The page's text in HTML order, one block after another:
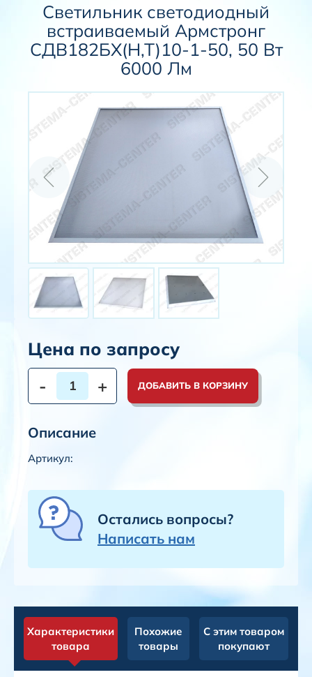
Светильник светодиодный
встраиваемый Армстронг
СДВ182БХ(Н,Т)10-1-50, 50 Вт
6000 Лм
Цена по запросу
- + ДОБАВИТЬ В КОРЗИНУ
Описание
Артикул:
Остались вопросы?
Написать нам
Характеристики
товара
Похожие
товары
С этим товаром
покупают